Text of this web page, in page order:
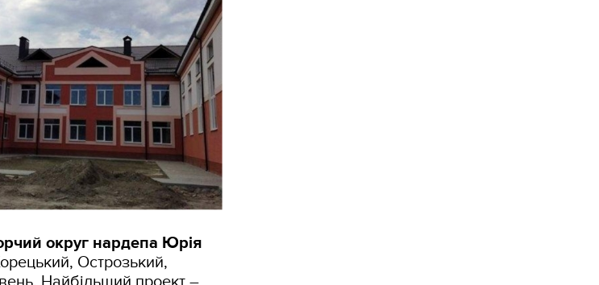
округ нардепа Юрія
Острозький,